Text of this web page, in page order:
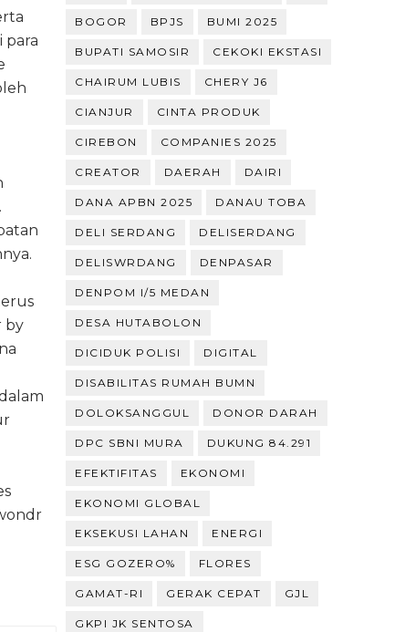
para
by
BOGOR BPJS BUMI 2025
BUPATI SAMOSIR CEKOKI EKSTASI
CHAIRUM LUBIS CHERY J6
CIANJUR CINTA PRODUK
CIREBON COMPANIES 2025
CREATOR DAERAH DAIRI
DANA APBN 2025 DANAU TOBA
DELI SERDANG DELISERDANG
DELISWRDANG DENPASAR
DENPOM I/5 MEDAN
DESA HUTABOLON
DICIDUK POLISI DIGITAL
DISABILITAS RUMAH BUMN
DOLOKSANGGUL DONOR DARAH
DPC SBNI MURA DUKUNG 84.291
EFEKTIFITAS EKONOMI
EKONOMI GLOBAL
EKSEKUSI LAHAN ENERGI
ESG GOZERO% FLORES
GAMAT-RI GERAK CEPAT GJL
GKPI JK SENTOSA